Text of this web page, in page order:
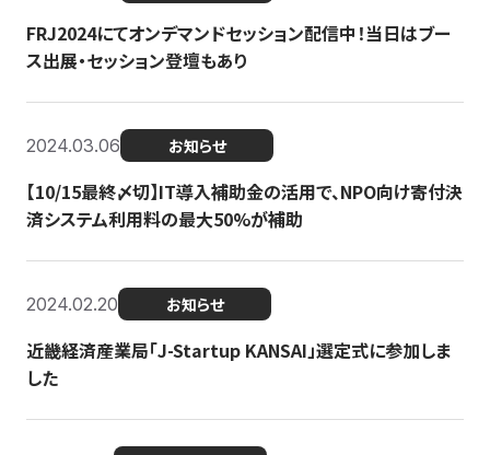
FRJ2024にてオンデマンドセッション配信中！当日はブー
ス出展・セッション登壇もあり
2024.03.06 お知らせ
【10/15最終〆切】IT導入補助金の活用で、NPO向け寄付決
済システム利用料の最大50%が補助
2024.02.20 お知らせ
近畿経済産業局「J-Startup KANSAI」選定式に参加しま
した